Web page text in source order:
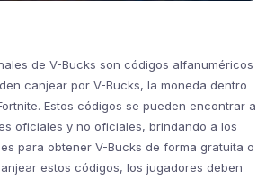
de V-Bucks son códigos alfanuméricos
canjear por V-Bucks, la moneda dentro
Estos códigos se pueden encontrar a
oficiales y no oficiales, brindando a los
para obtener V-Bucks de forma gratuita o
estos códigos, los jugadores deben